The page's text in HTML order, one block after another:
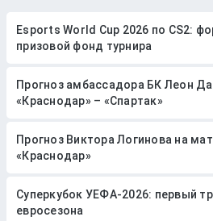
Esports World Cup 2026 по CS2:
призовой фонд турнира
Прогноз амбассадора БК Леон
«Краснодар» – «Спартак»
Прогноз Виктора Логинова на
«Краснодар»
Суперкубок УЕФА-2026: первый
евросезона